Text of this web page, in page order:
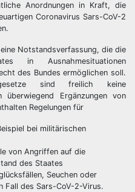
Anordnungen in Kraft, die
Coronavirus Sars-CoV-2
Notstandsverfassung, die die
in Ausnahmesituationen
des Bundes ermöglichen soll.
sind freilich keine
überwiegend Ergänzungen von
Regelungen für
bei militärischen
von Angriffen auf die
des Staates
Seuchen oder
Fall des Sars-CoV-2-Virus.